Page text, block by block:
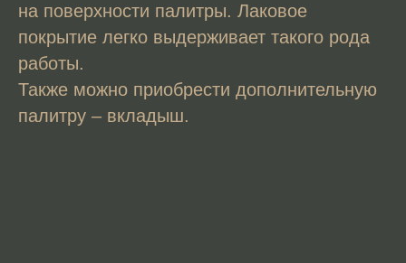
на поверхности палитры. Лаковое
покрытие легко выдерживает такого рода
работы.
Также можно приобрести дополнительную
палитру – вкладыш.